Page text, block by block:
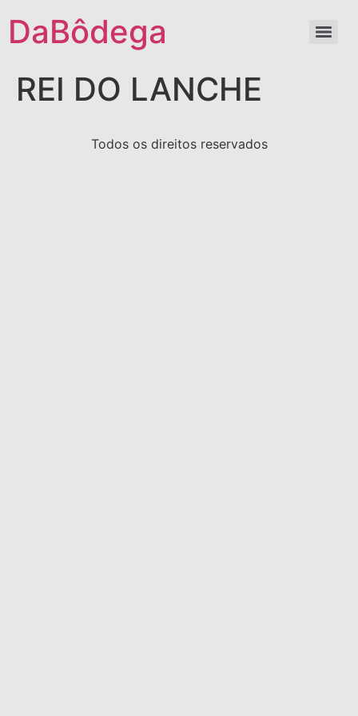
DaBôdega
REI DO LANCHE
Todos os direitos reservados